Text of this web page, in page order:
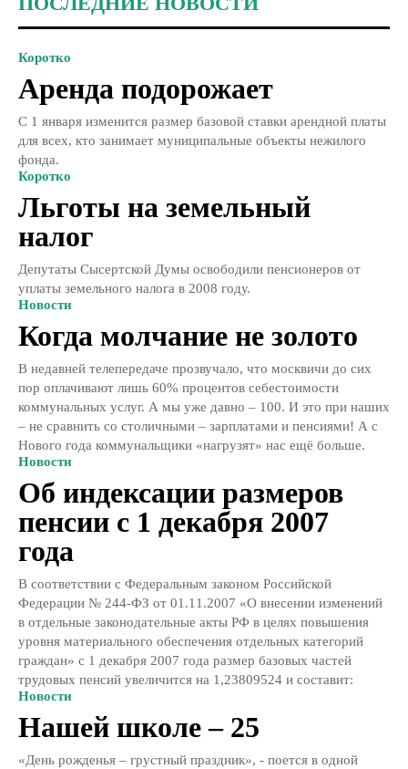
Коротко
Аренда подорожает
С 1 января изменится размер базовой ставки арендной платы
для всех, кто занимает муниципальные объекты нежилого
фонда.
Коротко
Льготы на земельный
налог
Депутаты Сысертской Думы освободили пенсионеров от
уплаты земельного налога в 2008 году.
Новости
Когда молчание не золото
В недавней телепередаче прозвучало, что москвичи до сих
пор оплачивают лишь 60% процентов себестоимости
коммунальных услуг. А мы уже давно – 100. И это при наших
– не сравнить со столичными – зарплатами и пенсиями! А с
Нового года коммунальщики «нагрузят» нас ещё больше.
Новости
Об индексации размеров
пенсии с 1 декабря 2007
года
В соответствии с Федеральным законом Российской
Федерации № 244-ФЗ от 01.11.2007 «О внесении изменений
в отдельные законодательные акты РФ в целях повышения
уровня материального обеспечения отдельных категорий
граждан» с 1 декабря 2007 года размер базовых частей
трудовых пенсий увеличится на 1,23809524 и составит:
Новости
Нашей школе – 25
«День рожденья – грустный праздник», - поется в одной